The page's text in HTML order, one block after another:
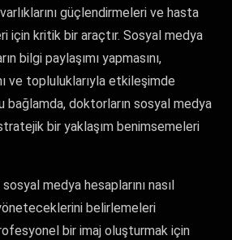
güçlendirmeleri ve hasta
için kritik bir araçtır. Sosyal medya
bilgi paylaşımı yapmasını,
ve topluluklarıyla etkileşimde
bağlamda, doktorların sosyal medya
bir yaklaşım benimsemeleri
medya hesaplarını nasıl
belirlemeleri
bir imaj oluşturmak için